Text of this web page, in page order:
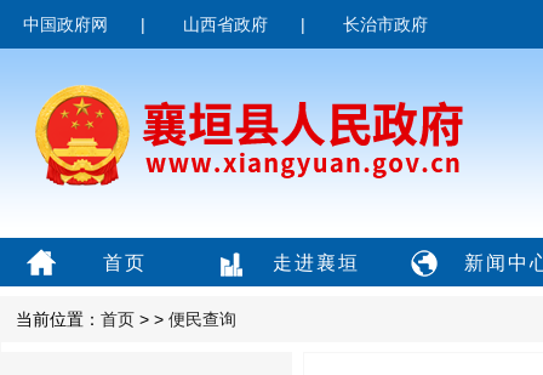
中国政府网 | 山西省政府 | 长治市政府
首页 走进襄垣 新闻中
当前位置： 首页 > > 便民查询